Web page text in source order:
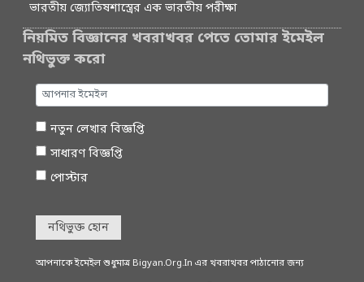
ভারতীয় জ্যোতিষশাস্ত্রের এক ভারতীয় পরীক্ষা
নিয়মিত বিজ্ঞানের খবরাখবর পেতে তোমার ইমেইল
নথিভুক্ত করো
নতুন লেখার বিজ্ঞপ্তি
সাধারণ বিজ্ঞপ্তি
পোস্টার
নথিভুক্ত হোন
আপনাকে ইমেইল শুধুমাত্র Bigyan.Org.In এর খবরাখবর পাঠানোর জন্য